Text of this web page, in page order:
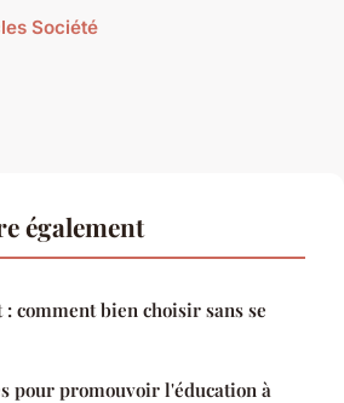
Société
également
comment bien choisir sans se
pour promouvoir l'éducation à